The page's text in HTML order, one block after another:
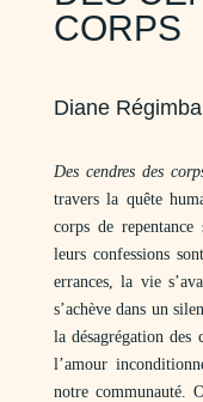
CORPS
Diane
Des cendres des
travers la quête
corps de
leurs confessions
errances, la vie
s’achève dans un
la désagrégation des
l’amour
notre communauté.